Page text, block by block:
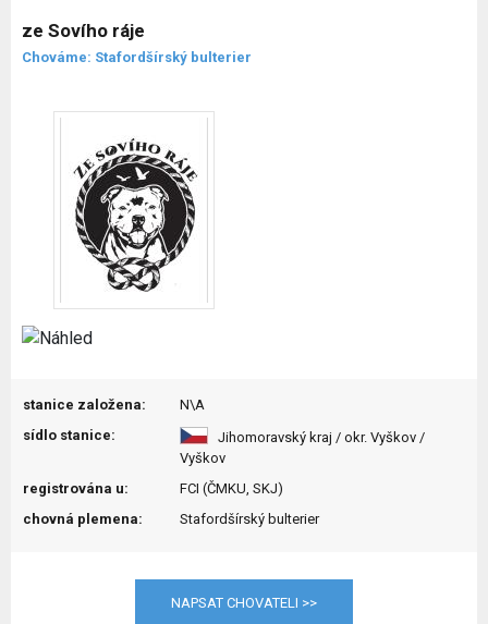
ze Sovího ráje
Chováme: Stafordšírský bulterier
stanice založena:
N\A
sídlo stanice:
Jihomoravský kraj / okr. Vyškov /
Vyškov
registrována u:
FCI (ČMKU, SKJ)
chovná plemena:
Stafordšírský bulterier
NAPSAT CHOVATELI >>